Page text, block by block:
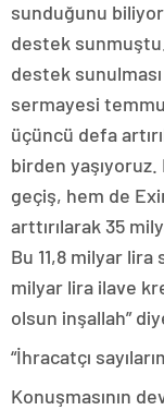
sunduğunu
destek
destek
sermayesi
üçüncü defa
birden
geçiş, hem de
arttırılarak 35
Bu 11,8 milyar lira
milyar lira ilave
olsun inşallah”
“İhracatçı
Konuşmasının